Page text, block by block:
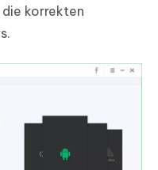
die korrekten